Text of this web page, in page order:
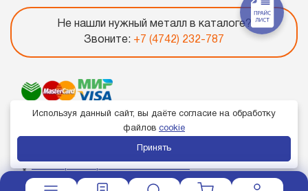
Не нашли нужный металл в каталоге?
Звоните: +7 (4742) 232-787
Член торгово-промышленной палаты
Используя данный сайт, вы даёте согласие на обработку
файлов cookie
Принять